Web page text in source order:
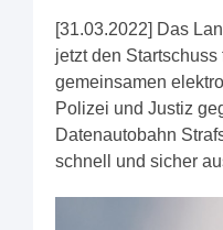
[31.03.2022] Das
jetzt den
gemeinsamen
Polizei und Justiz
Datenautobahn
schnell und sicher